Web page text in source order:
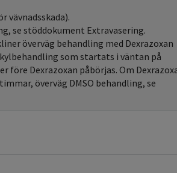
vävnadsskada).
se stöddokument Extravasering.
överväg behandling med Dexrazoxan
som startats i väntan på
före Dexrazoxan påbörjas. Om
överväg DMSO behandling, se